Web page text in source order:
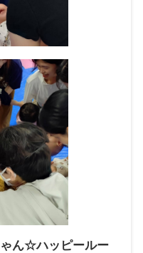
ん☆ハッピールー